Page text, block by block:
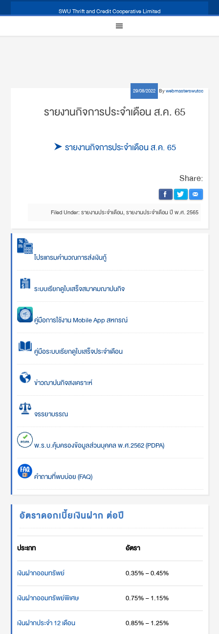
SWU Thrift and Credit Cooperative Limited
29/08/2022 Bywebmasterswutcc
รายงานกิจการประจำเดือน ส.ค. 65
รายงานกิจการประจำเดือน ส.ค. 65
Share:
Filed Under:รายงานประจำเดือน,รายงานประจำเดือน ปี พ.ศ. 2565
โปรแกรมคำนวณการส่งเงินกู้
ระบบเรียกดูใบเสร็จสมาคมฌาปนกิจ
คู่มือการใช้งาน Mobile App สหกรณ์
คู่มือระบบเรียกดูใบเสร็จประจำเดือน
ข่าวฌาปนกิจสงเคราะห์
จรรยาบรรณ
พ.ร.บ.คุ้มครองข้อมูลส่วนบุคคล พ.ศ.2562 (PDPA)
คำถามที่พบบ่อย (FAQ)
อัตราดอกเบี้ยเงินฝาก ต่อปี
ประเภท อัตรา
เงินฝากออมทรัพย์ 0.35% – 0.45%
เงินฝากออมทรัพย์พิเศษ 0.75% – 1.15%
เงินฝากประจำ 12 เดือน 0.85% – 1.25%